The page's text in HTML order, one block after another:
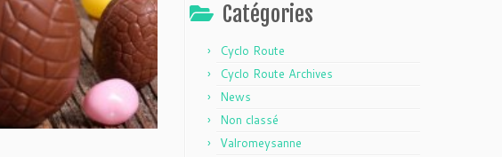
Catégories
Cyclo Route
Cyclo Route Archives
News
Non classé
Valromeysanne